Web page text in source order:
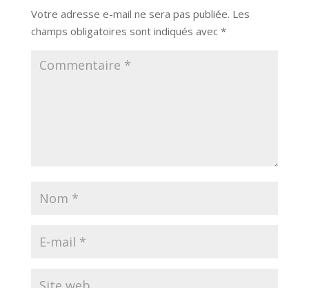
Votre adresse e-mail ne sera pas publiée. Les
champs obligatoires sont indiqués avec *